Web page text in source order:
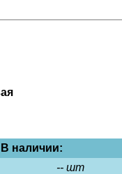
В наличии:
-- шт